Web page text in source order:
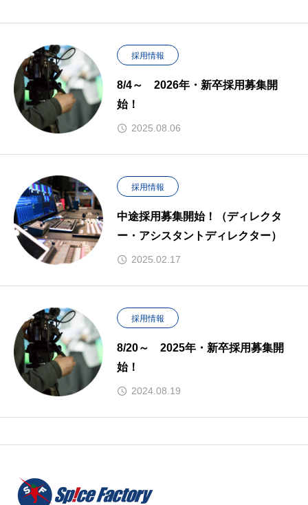
採用情報
8/4～ 2026年・新卒採用募集開
始！
2025.08.06
採用情報
中途採用募集開始！（ディレクタ
ー・アシスタントディレクター）
2025.02.17
採用情報
8/20～ 2025年・新卒採用募集開
始！
2024.08.19